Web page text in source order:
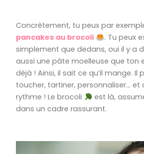
Concrètement, tu peux par
pancakes au brocoli
. Tu peux
simplement que dedans, oui il y a
aussi une pâte moelleuse que ton
déjà !Ainsi, il sait ce qu’il mange. Il
toucher, tartiner, personnaliser… et
rythme ! Le brocoli
est là,
dans un cadre rassurant.